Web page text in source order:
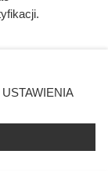
prywatności
zgody
takiemu
tylko
USTAWIENIA